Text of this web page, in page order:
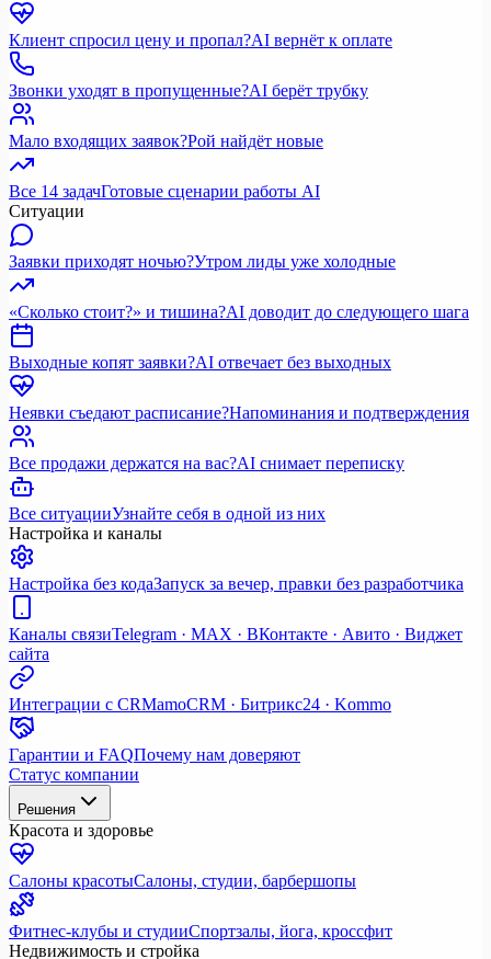
Клиент спросил цену и пропал?AI вернёт к оплате
Звонки уходят в пропущенные?AI берёт трубку
Мало входящих заявок?Рой найдёт новые
Все 14 задачГотовые сценарии работы AI
Ситуации
Заявки приходят ночью?Утром лиды уже холодные
«Сколько стоит?» и тишина?AI доводит до следующего шага
Выходные копят заявки?AI отвечает без выходных
Неявки съедают расписание?Напоминания и подтверждения
Все продажи держатся на вас?AI снимает переписку
Все ситуацииУзнайте себя в одной из них
Настройка и каналы
Настройка без кодаЗапуск за вечер, правки без разработчика
Каналы связиTelegram · MAX · ВКонтакте · Авито · Виджет
сайта
Интеграции с CRMamoCRM · Битрикс24 · Kommo
Гарантии и FAQПочему нам доверяют
Статус компании
Решения
Красота и здоровье
Салоны красотыСалоны, студии, барбершопы
Фитнес-клубы и студииСпортзалы, йога, кроссфит
Недвижимость и стройка